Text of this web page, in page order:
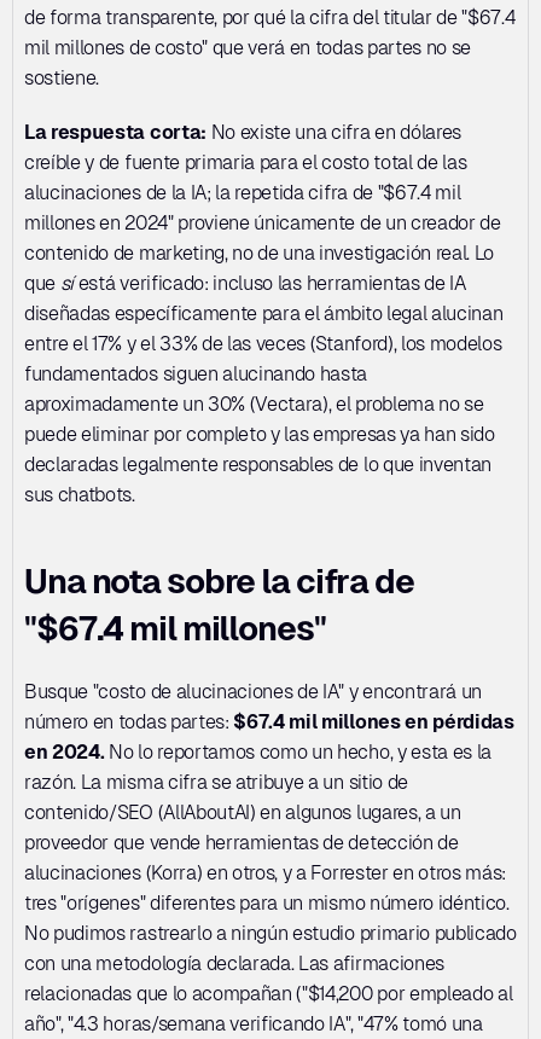
de forma transparente, por qué la cifra del titular de "$67.4
mil millones de costo" que verá en todas partes no se
sostiene.
La respuesta corta: No existe una cifra en dólares
creíble y de fuente primaria para el costo total de las
alucinaciones de la IA; la repetida cifra de "$67.4 mil
millones en 2024" proviene únicamente de un creador de
contenido de marketing, no de una investigación real. Lo
que sí está verificado: incluso las herramientas de IA
diseñadas específicamente para el ámbito legal alucinan
entre el 17% y el 33% de las veces (Stanford), los modelos
fundamentados siguen alucinando hasta
aproximadamente un 30% (Vectara), el problema no se
puede eliminar por completo y las empresas ya han sido
declaradas legalmente responsables de lo que inventan
sus chatbots.
Una nota sobre la cifra de
"$67.4 mil millones"
Busque "costo de alucinaciones de IA" y encontrará un
número en todas partes: $67.4 mil millones en pérdidas
en 2024. No lo reportamos como un hecho, y esta es la
razón. La misma cifra se atribuye a un sitio de
contenido/SEO (AllAboutAI) en algunos lugares, a un
proveedor que vende herramientas de detección de
alucinaciones (Korra) en otros, y a Forrester en otros más:
tres "orígenes" diferentes para un mismo número idéntico.
No pudimos rastrearlo a ningún estudio primario publicado
con una metodología declarada. Las afirmaciones
relacionadas que lo acompañan ("$14,200 por empleado al
año", "4.3 horas/semana verificando IA", "47% tomó una